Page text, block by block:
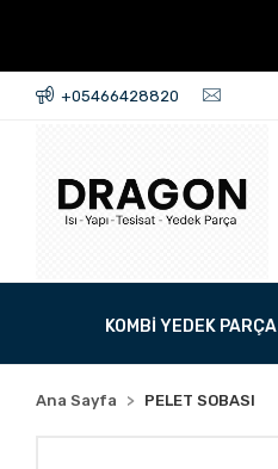
+05466428820
KOMBİ YEDEK PARÇA
Ana Sayfa PELET SOBASI